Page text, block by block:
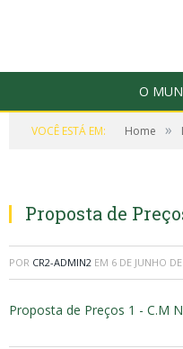
O
VOCÊ ESTÁ EM: Home »
Proposta de
POR CR2-ADMIN2 EM 6 DE JUNHO
Proposta de Preços 1 - C.M